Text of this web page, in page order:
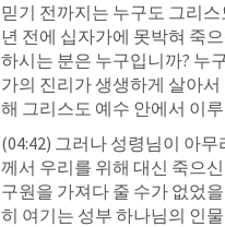
믿기 전까지는 누구도 그리
년 전에 십자가에 못박혀 죽
하시는 분은 누구입니까? 누
가의 진리가 생생하게 살아
해 그리스도 예수 안에서 이
(04:42) 그러나 성령님이 아
께서 우리를 위해 대신 죽으
구원을 가져다 줄 수가 없었
히 여기는 성부 하나님의 인